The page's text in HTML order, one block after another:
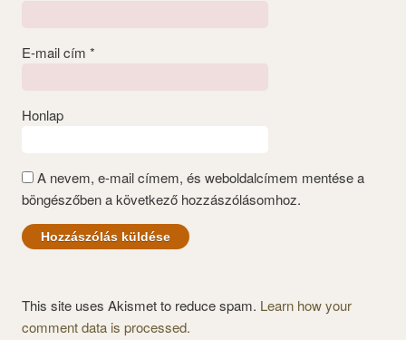
E-mail cím *
Honlap
A nevem, e-mail címem, és weboldalcímem mentése a
böngészőben a következő hozzászólásomhoz.
This site uses Akismet to reduce spam. Learn how your
comment data is processed.